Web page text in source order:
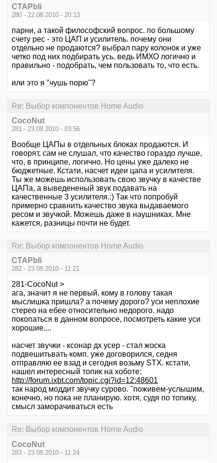
CTAPbIi
280 - 22.08.2010 - 20:13
парни, а такой философский вопрос. по большому
счету рес - это ЦАП и усилитель. почему они
отдельно не продаются? выбрал пару колонок и уже
четко под них подбирать усь. ведь ИМХО логично и
правильно - подобрать, чем пользовать то, что есть.
или это я "чушь порю"?
Re: Выбор компонентов Home Audio
CocoNut
281 - 23.08.2010 - 03:56
Вообще ЦАПы в отдельных блоках продаются. И
говорят, сам не слушал, что качество гораздо лучше,
что, в принципе, логично. Но цены уже далеко не
бюджетные. Кстати, насчет идеи цапа и усилителя.
Ты же можешь использовать свою звучку в качестве
ЦАПа, а выведененый звук подавать на
качественные 3 усилителя.:) Так что попробуй
примерно сравнить качество звука выдаваемого
ресом и звучкой. Можешь даже в наушниках. Мне
кажется, разницы почти не будет.
Re: Выбор компонентов Home Audio
CTAPbIi
282 - 23.08.2010 - 11:21
281-CocoNut >
ага, значит я не первый, кому в голову такая
мыслишка пришла? а почему дорого? уси неплохие
стерео на ебее относительно недорого. надо
покопаться в данном вопросе, посмотреть какие уси
хорошие....
насчет звучки - ксонар дх усер - стал жоска
подвешитьвать комп. уже договорился, седня
отправляю ее взад и сегодня возьму STX. кстати,
нашел интересный топик на хоботе:
http://forum.ixbt.com/topic.cgi?id=12:48601
так народ моддит звучку сурово. "поживем-услышим,
конечно, но пока не планирую. хотя, судя по топику,
смысл заморачиваться есть
Re: Выбор компонентов Home Audio
CocoNut
283 - 23.08.2010 - 11:24